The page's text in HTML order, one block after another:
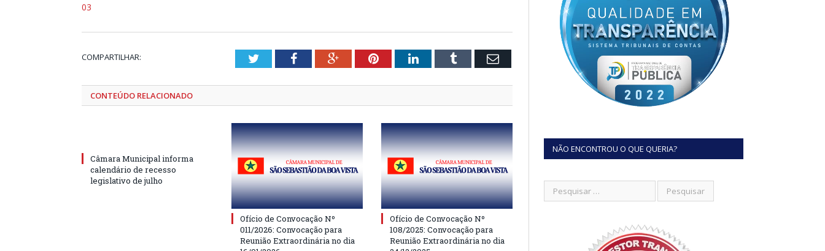
03
COMPARTILHAR: TwitterFacebookGoogle+PinterestLinkedInTumblr Email
CONTEÚDO RELACIONADO
Câmara Municipal informa
calendário de recesso
legislativo de julho
Ofício de Convocação Nº
011/2026: Convocação para
Reunião Extraordinária no dia
Ofício de Convocação Nº
108/2025: Convocação para
Reunião Extraordinária no dia
NÃO ENCONTROU O QUE QUERIA?